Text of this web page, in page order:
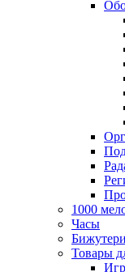
1000
Часы
Товары